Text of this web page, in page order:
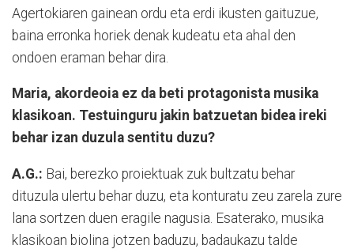
Agertokiaren gainean ordu eta erdi ikusten gaituzue,
baina erronka horiek denak kudeatu eta ahal den
ondoen eraman behar dira.
Maria, akordeoia ez da beti protagonista musika
klasikoan. Testuinguru jakin batzuetan bidea ireki
behar izan duzula sentitu duzu?
A.G.: Bai, berezko proiektuak zuk bultzatu behar
dituzula ulertu behar duzu, eta konturatu zeu zarela zure
lana sortzen duen eragile nagusia. Esaterako, musika
klasikoan biolina jotzen baduzu, badaukazu talde